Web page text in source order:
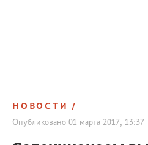
НОВОСТИ
Опубликовано 01 марта 2017, 13:37